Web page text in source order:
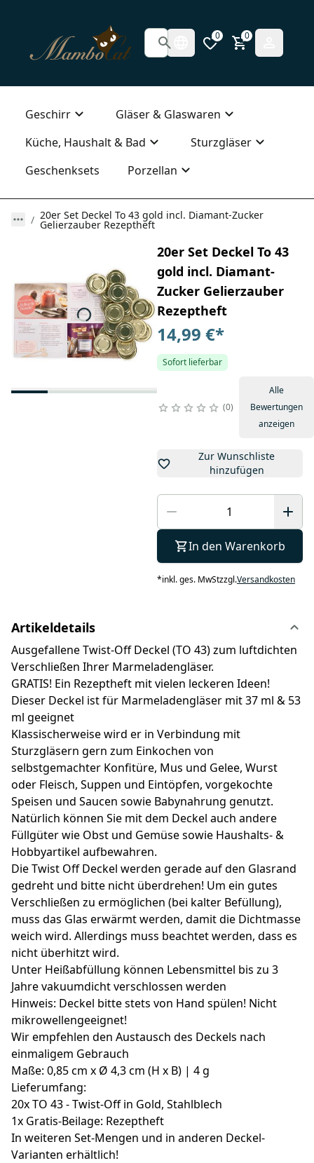
0 0
Geschirr
Gläser & Glaswaren
Küche, Haushalt & Bad
Sturzgläser
Geschenksets
Porzellan
20er Set Deckel To 43 gold incl. Diamant-Zucker
Gelierzauber Rezeptheft
20er Set Deckel To 43
gold incl. Diamant-
Zucker Gelierzauber
Rezeptheft
14,99 €*
Sofort lieferbar
0
Alle
Bewertungen
anzeigen
Zur Wunschliste
hinzufügen
In den Warenkorb
*inkl. ges. MwStzzgl.Versandkosten
Artikeldetails
Ausgefallene Twist-Off Deckel (TO 43) zum luftdichten
Verschließen Ihrer Marmeladengläser.
GRATIS! Ein Rezeptheft mit vielen leckeren Ideen!
Dieser Deckel ist für Marmeladengläser mit 37 ml & 53
ml geeignet
Klassischerweise wird er in Verbindung mit
Sturzgläsern gern zum Einkochen von
selbstgemachter Konfitüre, Mus und Gelee, Wurst
oder Fleisch, Suppen und Eintöpfen, vorgekochte
Speisen und Saucen sowie Babynahrung genutzt.
Natürlich können Sie mit dem Deckel auch andere
Füllgüter wie Obst und Gemüse sowie Haushalts- &
Hobbyartikel aufbewahren.
Die Twist Off Deckel werden gerade auf den Glasrand
gedreht und bitte nicht überdrehen! Um ein gutes
Verschließen zu ermöglichen (bei kalter Befüllung),
muss das Glas erwärmt werden, damit die Dichtmasse
weich wird. Allerdings muss beachtet werden, dass es
nicht überhitzt wird.
Unter Heißabfüllung können Lebensmittel bis zu 3
Jahre vakuumdicht verschlossen werden
Hinweis: Deckel bitte stets von Hand spülen! Nicht
mikrowellengeeignet!
Wir empfehlen den Austausch des Deckels nach
einmaligem Gebrauch
Maße: 0,85 cm x Ø 4,3 cm (H x B) | 4 g
Lieferumfang:
20x TO 43 - Twist-Off in Gold, Stahlblech
1x Gratis-Beilage: Rezeptheft
In weiteren Set-Mengen und in anderen Deckel-
Varianten erhältlich!